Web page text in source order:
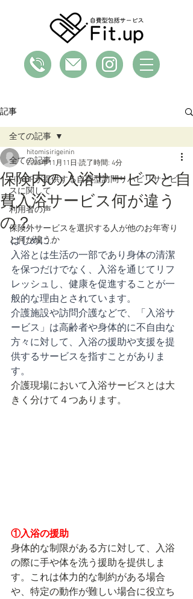
記事
全ての記事
FIT×UPが提供する自費型訪問リハビリサービ
スに関して
利用者の声
保険外サービスを選択する人が他のお年寄り
と何が違うか
全ての記事
保険内の入浴サービスと自
費入浴サービス何が違う
の？
hitomisirigeinin
2023年11月11日 読了時間: 4分
はじめに…
入浴とは生活の一部であり身体の清潔
を保つだけでなく、入浴を通じてリフ
レッシュし、健康を促進することが一
般的な理由とされています。
介護施設や訪問介護などで、「入浴サ
ービス」は高齢者や身体的に不自由な
方々に対して、入浴の援助や支援を提
供するサービスを指すことがありま
す。
介護現場において入浴サービスとは大
きく分けて４つあります。
①入浴の援助
身体的な制限がある方に対して、入浴
の際に手や体を洗う援助を提供しま
す。これは体力的な制約がある場合
や、特定の動作が難しい場合に役立ち